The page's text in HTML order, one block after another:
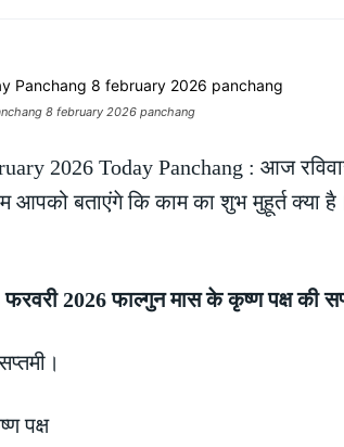
8 february 2026 panchang
2026 Today Panchang : आज
आपको बताएंगे कि काम का शुभ मुहूर्त क्या
2026 फाल्गुन मास के कृष्ण पक्ष की
पक्ष